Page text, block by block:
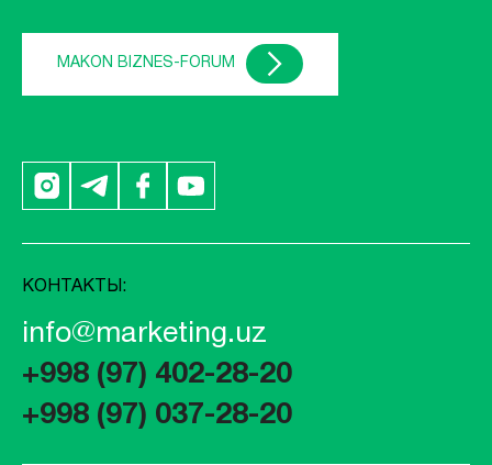
MAKON BIZNES-FORUM
КОНТАКТЫ:
info@marketing.uz
+998 (97) 402-28-20
+998 (97) 037-28-20